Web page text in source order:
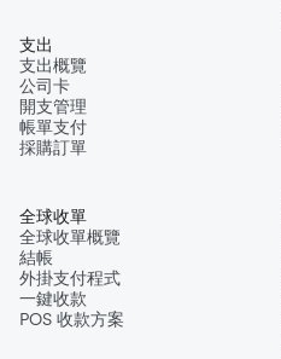
支出
支出概覽
公司卡
開支管理
帳單支付
採購訂單
全球收單
全球收單概覽
結帳
外掛支付程式
一鍵收款
POS 收款方案